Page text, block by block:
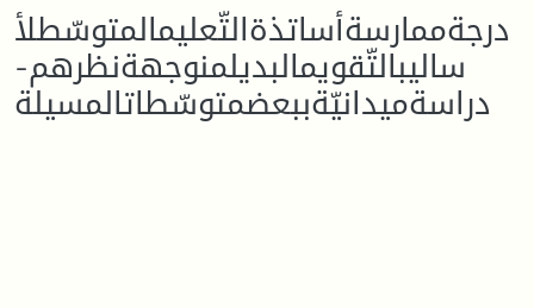
درجةممارسةأساتذةالتّعليمالمتوسّطلأ
ساليبالتّقويمالبديلمنوجهةنظرهم-
دراسةميدانيّةببعضمتوسّطاتالمسيلة